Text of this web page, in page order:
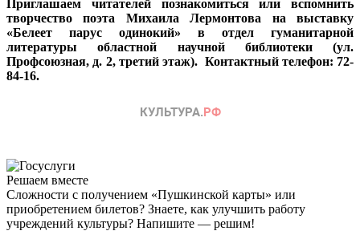
Приглашаем читателей познакомиться или вспомнить
творчество поэта Михаила Лермонтова на выставку
«Белеет парус одинокий» в отдел гуманитарной
литературы областной научной библиотеки (ул.
Профсоюзная, д. 2, третий этаж). Контактный телефон: 72-
84-16.
Решаем вместе
Сложности с получением «Пушкинской карты» или
приобретением билетов? Знаете, как улучшить работу
учреждений культуры? Напишите — решим!